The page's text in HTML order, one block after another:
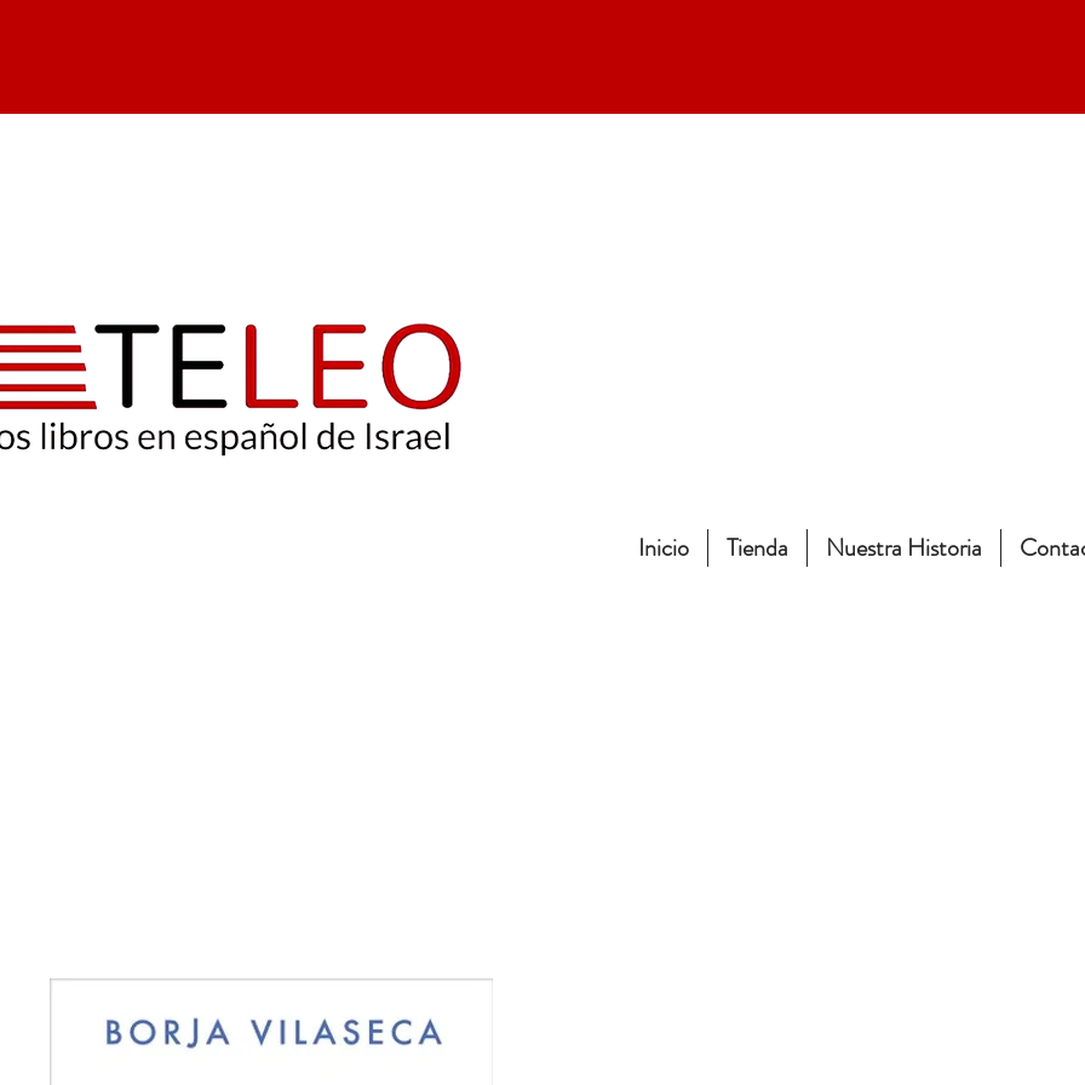
Inicio Tienda Nuestra Historia